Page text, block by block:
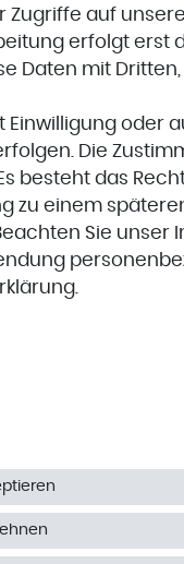
Zugriffe auf
erfolgt erst
Daten mit
Einwilligung oder
Die
besteht das
zu einem
Sie unser